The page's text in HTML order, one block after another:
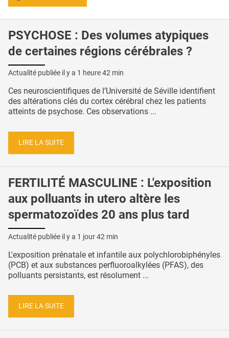
PSYCHOSE : Des volumes atypiques
de certaines régions cérébrales ?
Actualité publiée il y a 1 heure 42 min
Ces neuroscientifiques de l’Université de Séville identifient
des altérations clés du cortex cérébral chez les patients
atteints de psychose. Ces observations ...
LIRE LA SUITE
FERTILITÉ MASCULINE : L'exposition
aux polluants in utero altère les
spermatozoïdes 20 ans plus tard
Actualité publiée il y a 1 jour 42 min
L'exposition prénatale et infantile aux polychlorobiphényles
(PCB) et aux substances perfluoroalkylées (PFAS), des
polluants persistants, est résolument ...
LIRE LA SUITE